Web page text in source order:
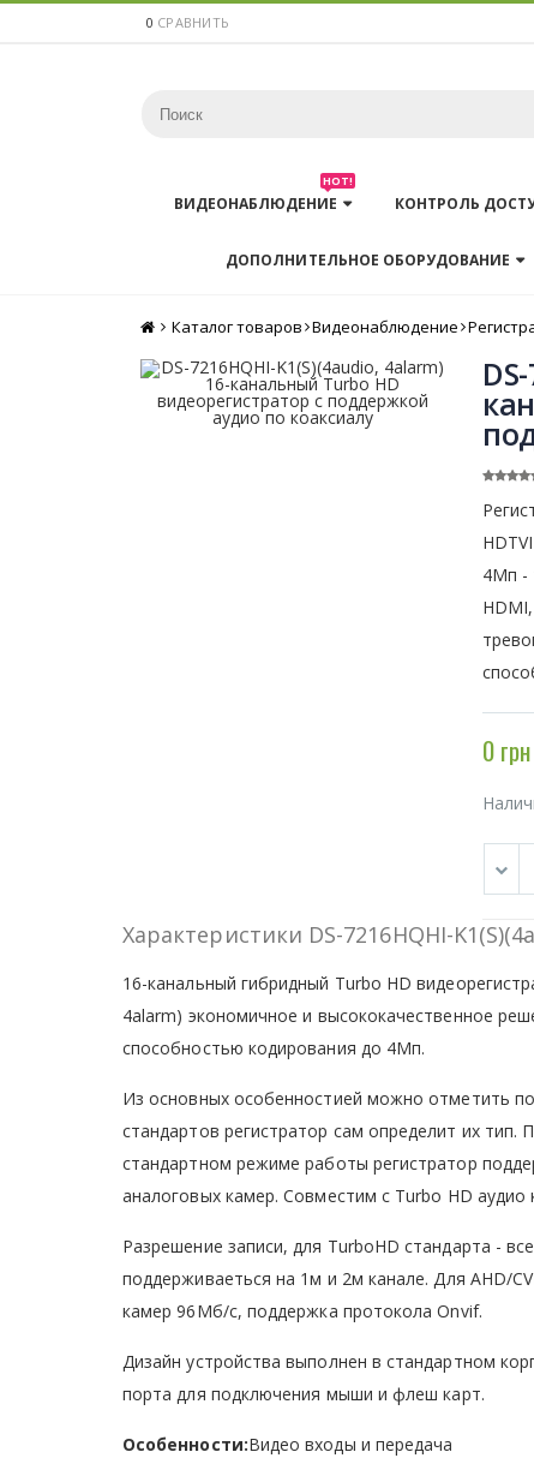
0 СРАВНИТЬ
ВИДЕОНАБЛЮДЕНИЕ
HOT!
КОНТРОЛЬ
ДОПОЛНИТЕЛЬНОЕ ОБОРУДОВАНИЕ
Главная
Каталог товаров Видеонаблюдение
4Мп -
0 грн
Характеристики DS-7216HQHI-
16-канальный гибридный Turbo HD
4alarm) экономичное и высококачественное
способностью кодирования до 4Мп.
Из основных особенностией можно отметить
стандартов регистратор сам определит их
стандартном режиме работы регистратор
аналоговых камер. Совместим с Turbo HD
Разрешение записи, для TurboHD стандарта -
поддерживаеться на 1м и 2м канале. Для AHD/
камер 96Мб/с, поддержка протокола Onvif.
Дизайн устройства выполнен в стандартном
порта для подключения мыши и флеш карт.
Особенности:Видео входы и передача